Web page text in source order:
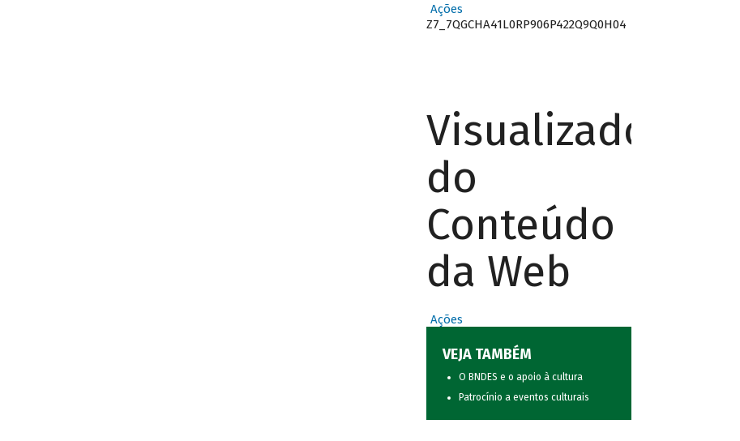
Ações
Z7_7QGCHA41L0RP906P422Q9Q0H04
Visualizador
do
Conteúdo
da Web
Ações
VEJA TAMBÉM
O BNDES e o apoio à cultura
Patrocínio a eventos culturais